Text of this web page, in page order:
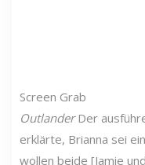
Screen Grab
OutlanderDer
erklärte, Brianna sei
wollen beide [Jamie